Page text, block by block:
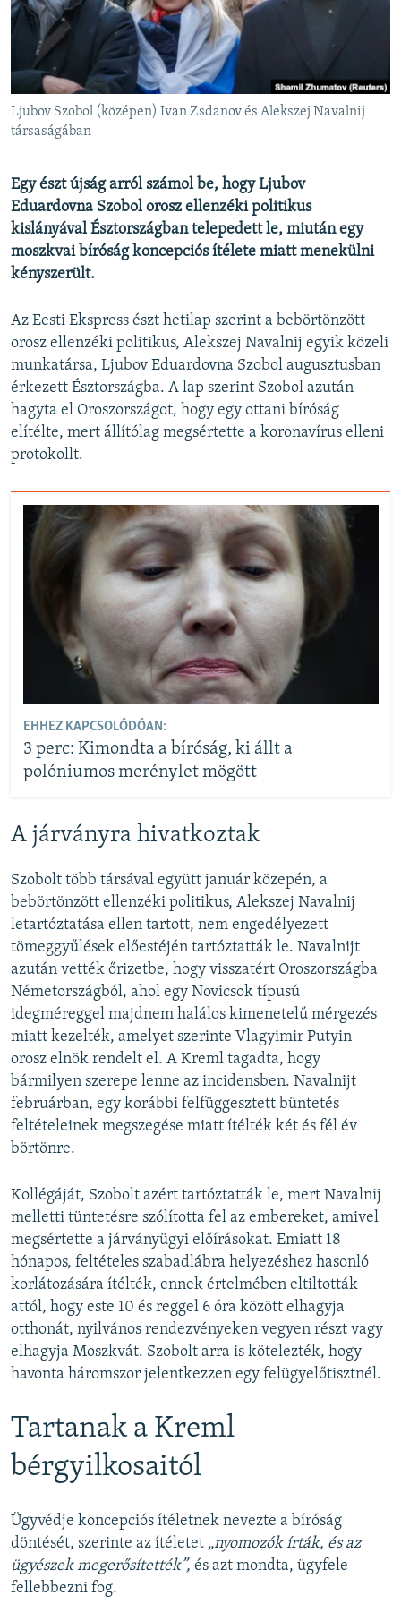
EURÓPAI UNIÓ
VILÁG
KLÍMAVÁLTOZÁS
A MÚLT TANULSÁGAI
Valamennyi RFE/RL weboldal
Ljubov Szobol (középen) Ivan Zsdanov és Alekszej Navalnij
társaságában
Egy észt újság arról számol be, hogy Ljubov
Eduardovna Szobol orosz ellenzéki politikus
kislányával Észtországban telepedett le, miután egy
moszkvai bíróság koncepciós ítélete miatt menekülni
kényszerült.
Az Eesti Ekspress észt hetilap szerint a bebörtönzött
orosz ellenzéki politikus, Alekszej Navalnij egyik közeli
munkatársa, Ljubov Eduardovna Szobol augusztusban
érkezett Észtországba. A lap szerint Szobol azután
hagyta el Oroszországot, hogy egy ottani bíróság
elítélte, mert állítólag megsértette a koronavírus elleni
protokollt.
EHHEZ KAPCSOLÓDÓAN:
3 perc: Kimondta a bíróság, ki állt a
polóniumos merénylet mögött
A járványra hivatkoztak
Szobolt több társával együtt január közepén, a
bebörtönzött ellenzéki politikus, Alekszej Navalnij
letartóztatása ellen tartott, nem engedélyezett
tömeggyűlések előestéjén tartóztatták le. Navalnijt
azután vették őrizetbe, hogy visszatért Oroszországba
Németországból, ahol egy Novicsok típusú
idegméreggel majdnem halálos kimenetelű mérgezés
miatt kezelték, amelyet szerinte Vlagyimir Putyin
orosz elnök rendelt el. A Kreml tagadta, hogy
bármilyen szerepe lenne az incidensben. Navalnijt
februárban, egy korábbi felfüggesztett büntetés
feltételeinek megszegése miatt ítélték két és fél év
börtönre.
Kollégáját, Szobolt azért tartóztatták le, mert Navalnij
melletti tüntetésre szólította fel az embereket, amivel
megsértette a járványügyi előírásokat. Emiatt 18
hónapos, feltételes szabadlábra helyezéshez hasonló
korlátozására ítélték, ennek értelmében eltiltották
attól, hogy este 10 és reggel 6 óra között elhagyja
otthonát, nyilvános rendezvényeken vegyen részt vagy
elhagyja Moszkvát. Szobolt arra is kötelezték, hogy
havonta háromszor jelentkezzen egy felügyelőtisztnél.
Tartanak a Kreml
bérgyilkosaitól
Ügyvédje koncepciós ítéletnek nevezte a bíróság
döntését, szerinte az ítéletet „nyomozók írták, és az
ügyészek megerősítették”, és azt mondta, ügyfele
fellebbezni fog.